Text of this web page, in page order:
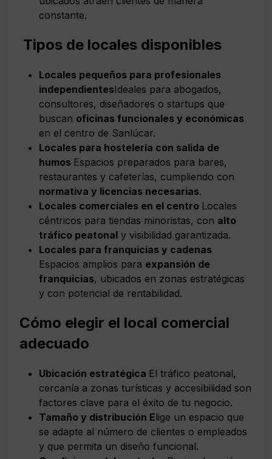
constante.
Tipos de locales disponibles
Locales pequeños para profesionales
independientesIdeales para abogados,
consultores, diseñadores o startups que
buscan oficinas funcionales y económicas
en el centro de Sanlúcar.
Locales para hostelería con salida de
humos Espacios preparados para bares,
restaurantes y cafeterías, cumpliendo con
normativa y licencias necesarias.
Locales comerciales en el centro Locales
céntricos para tiendas minoristas, con alto
tráfico peatonal y visibilidad garantizada.
Locales para franquicias y cadenas
Espacios amplios para expansión de
franquicias, ubicados en zonas estratégicas
y con potencial de rentabilidad.
Cómo elegir el local comercial
adecuado
Ubicación estratégica El tráfico peatonal,
cercanía a zonas turísticas y accesibilidad son
factores clave para el éxito de tu negocio.
Tamaño y distribución Elige un espacio que
se adapte al número de clientes o empleados
y que permita un diseño funcional.